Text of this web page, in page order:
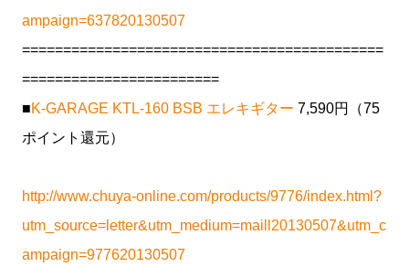
ampaign=637820130507
============================================
========================
■K-GARAGE KTL-160 BSB エレキギター 7,590円（75
ポイント還元）
http://www.chuya-online.com/products/9776/index.html?
utm_source=letter&utm_medium=maill20130507&utm_c
ampaign=977620130507